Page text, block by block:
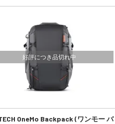
好評につき品切れ中
OneMo Backpack (ワンモー バ